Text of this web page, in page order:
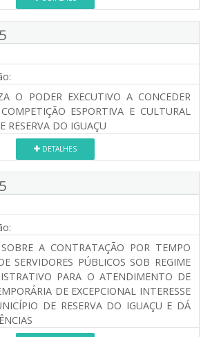
O PODER EXECUTIVO A CONCEDER
ESPORTIVA E CULTURAL
RESERVA DO IGUAÇU
DETALHES
A CONTRATAÇÃO POR TEMPO
SERVIDORES PÚBLICOS SOB REGIME
PARA O ATENDIMENTO DE
DE EXCEPCIONAL INTERESSE
DE RESERVA DO IGUAÇU E DÁ